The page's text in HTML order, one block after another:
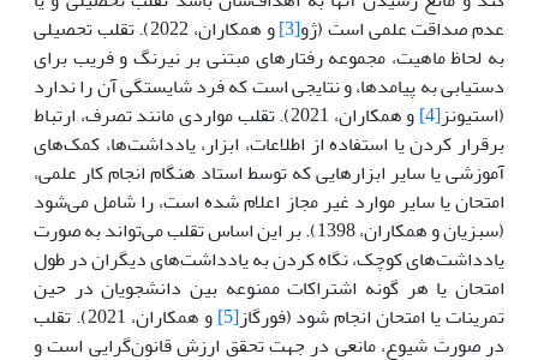
عدم صداقت علمی است (ژو[3]
و همکاران، 2022). تقلب تحصیلی
به لحاظ ماهیت، مجموعه رفتارهای مبتنی بر نیرنگ و فریب برای
دستیابی به پیامدها، و نتایجی است که فرد شایستگی آن را ندارد
(استیونز[4]
و همکاران، 2021). تقلب مواردی مانند تصرف، ارتباط
برقرار کردن یا استفاده از اطلاعات، ابزار، یادداشت‌ها، کمک‌های
آموزشی یا سایر ابزارهایی که توسط استاد هنگام انجام کار علمی،
امتحان یا سایر موارد غیر مجاز اعلام شده است، را شامل می‌شود
(سبزیان و همکاران، 1398). بر این اساس تقلب می‌تواند به صورت
یادداشت‌های کوچک، نگاه کردن به یادداشت‌های دیگران در طول
امتحان یا هر گونه اشتراکات ممنوعه بین دانشجویان در حین
تمرینات یا امتحان انجام شود (فورگاز[5]
و همکاران، 2021). تقلب
در صورت شیوع، مانعی در جهت تحقق ارزش قانون‌گرایی است و